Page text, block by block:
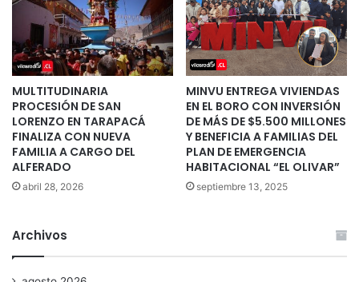
MULTITUDINARIA
PROCESIÓN DE SAN
LORENZO EN TARAPACÁ
FINALIZA CON NUEVA
FAMILIA A CARGO DEL
ALFERADO
abril 28, 2026
MINVU ENTREGA VIVIENDAS
EN EL BORO CON INVERSIÓN
DE MÁS DE $5.500 MILLONES
Y BENEFICIA A FAMILIAS DEL
PLAN DE EMERGENCIA
HABITACIONAL “EL OLIVAR”
septiembre 13, 2025
Archivos